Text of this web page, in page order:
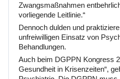
Zwangsmaßnahmen
vorliegende Leitlinie.“
Dennoch dulden und
unfreiwilligen Einsatz von
Behandlungen.
Auch beim DGPPN Kongress
Gesundheit in Krisenzeiten“,